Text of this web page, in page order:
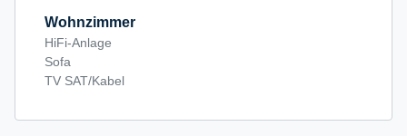
Wohnzimmer
HiFi-Anlage
Sofa
TV SAT/Kabel